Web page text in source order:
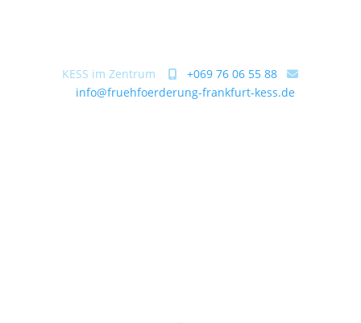
KESS im Zentrum
+069 76 06 55 88
info@fruehfoerderung-frankfurt-kess.de